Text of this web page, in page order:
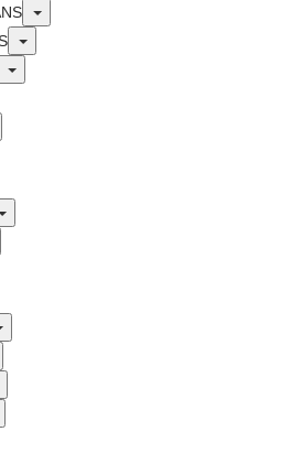
Toggle
Toggle
Toggle
Toggle
Toggle